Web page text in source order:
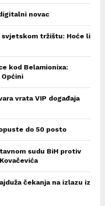
novac
tržištu: Hoće li
kod Belamionixa:
vrata VIP događaja
do 50 posto
sudu BiH protiv
čekanja na izlazu iz